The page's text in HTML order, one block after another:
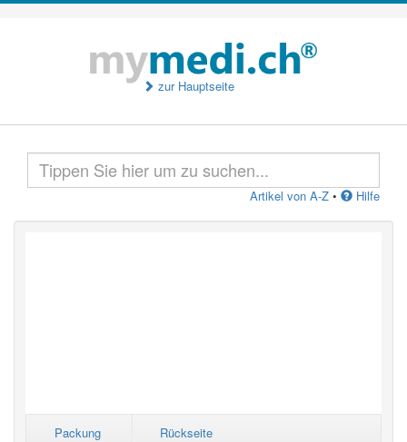
zur Hauptseite
Artikel von A-Z • Hilfe
Packung Rückseite